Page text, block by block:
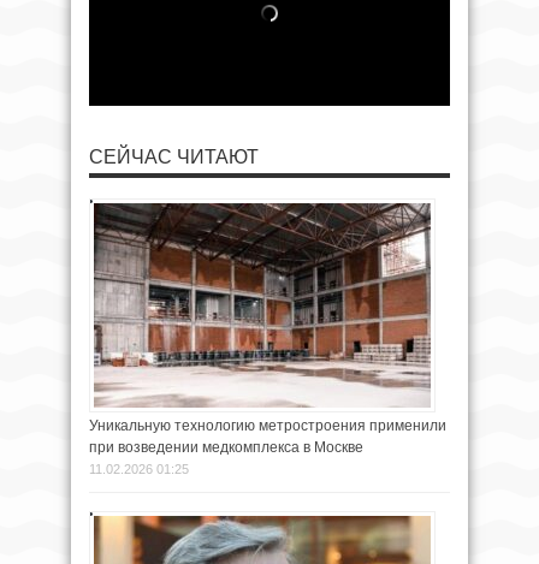
СЕЙЧАС ЧИТАЮТ
Уникальную технологию метростроения применили
при возведении медкомплекса в Москве
11.02.2026 01:25